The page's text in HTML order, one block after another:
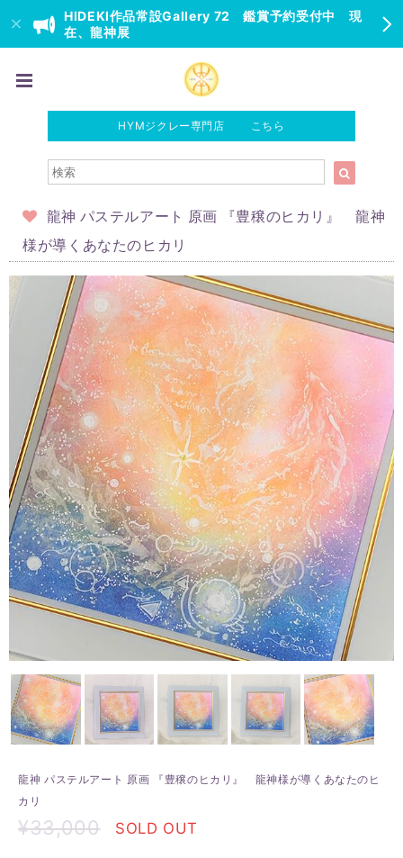
HIDEKI作品常設Gallery 72 鑑賞予約受付中 現
在、龍神展
HYMジクレー専門店 こちら
龍神 パステルアート 原画 『豊穣のヒカリ』 龍神
様が導くあなたのヒカリ
龍神 パステルアート 原画 『豊穣のヒカリ』 龍神様が導くあなたのヒ
カリ
¥33,000 SOLD OUT